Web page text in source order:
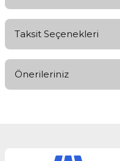
Taksit Seçenekleri
Önerileriniz